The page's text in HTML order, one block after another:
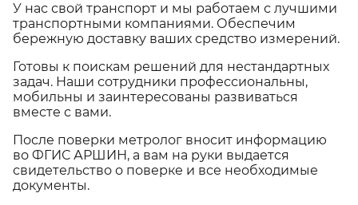
У нас свой транспорт и мы работаем с лучшими
транспортными компаниями. Обеспечим
бережную доставку ваших средство измерений.
Готовы к поискам решений для нестандартных
задач. Наши сотрудники профессиональны,
мобильны и заинтересованы развиваться
вместе с вами.
После поверки метролог вносит информацию
во ФГИС АРШИН, а вам на руки выдается
свидетельство о поверке и все необходимые
документы.